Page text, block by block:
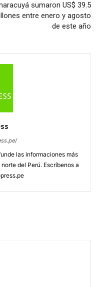
sumaron US$ 39.5
entre enero y agosto
de este año
las informaciones más
del Perú. Escríbenos a